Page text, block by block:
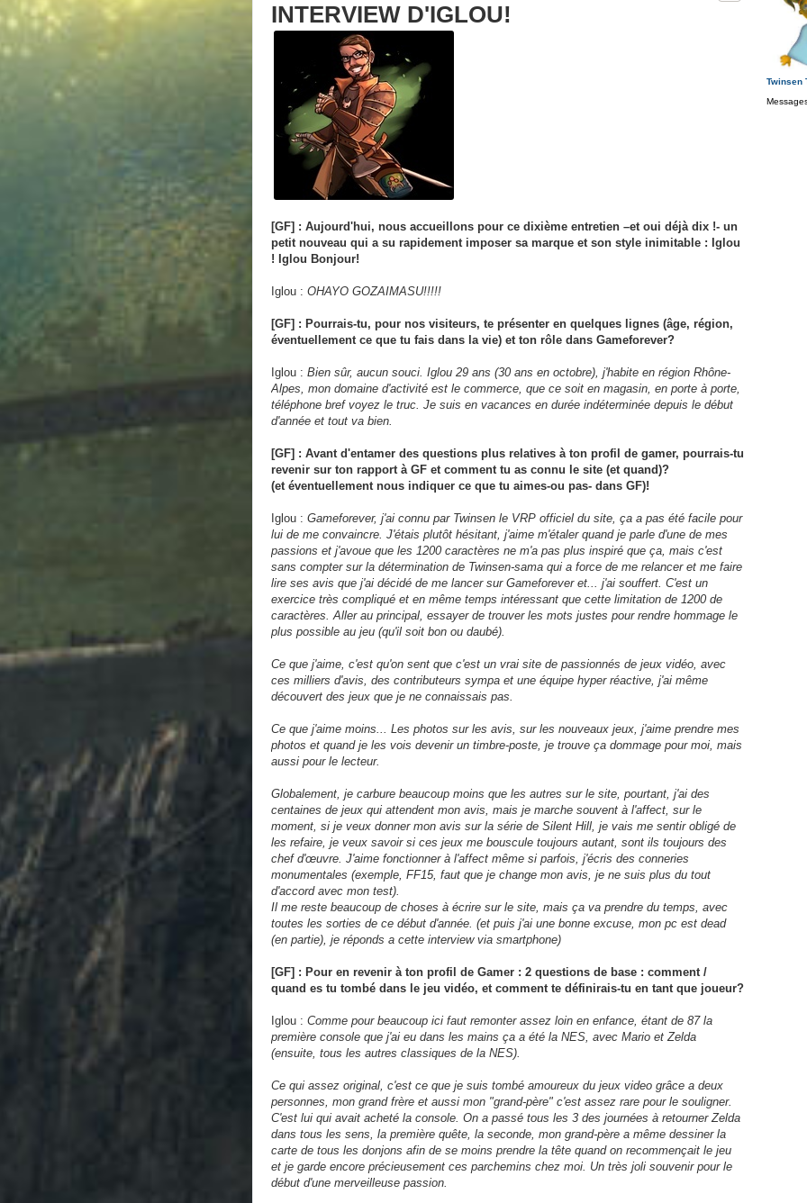
Twinsen
s
s
INTERVIEW D'IGLOU!
[GF] : Aujourd'hui, nous accueillons pour ce dixième entretien –et oui déjà dix !- un
petit nouveau qui a su rapidement imposer sa marque et son style inimitable : Iglou
! Iglou Bonjour!
Iglou : OHAYO GOZAIMASU!!!!!
[GF] : Pourrais-tu, pour nos visiteurs, te présenter en quelques lignes (âge, région,
éventuellement ce que tu fais dans la vie) et ton rôle dans Gameforever?
Iglou : Bien sûr, aucun souci. Iglou 29 ans (30 ans en octobre), j'habite en région Rhône-
Alpes, mon domaine d'activité est le commerce, que ce soit en magasin, en porte à porte,
téléphone bref voyez le truc. Je suis en vacances en durée indéterminée depuis le début
d'année et tout va bien.
[GF] : Avant d'entamer des questions plus relatives à ton profil de gamer, pourrais-tu
revenir sur ton rapport à GF et comment tu as connu le site (et quand)?
(et éventuellement nous indiquer ce que tu aimes-ou pas- dans GF)!
Iglou : Gameforever, j'ai connu par Twinsen le VRP officiel du site, ça a pas été facile pour
lui de me convaincre. J'étais plutôt hésitant, j'aime m'étaler quand je parle d'une de mes
passions et j'avoue que les 1200 caractères ne m'a pas plus inspiré que ça, mais c'est
sans compter sur la détermination de Twinsen-sama qui a force de me relancer et me faire
lire ses avis que j'ai décidé de me lancer sur Gameforever et... j'ai souffert. C'est un
exercice très compliqué et en même temps intéressant que cette limitation de 1200 de
caractères. Aller au principal, essayer de trouver les mots justes pour rendre hommage le
plus possible au jeu (qu'il soit bon ou daubé).
Ce que j'aime, c'est qu'on sent que c'est un vrai site de passionnés de jeux vidéo, avec
ces milliers d'avis, des contributeurs sympa et une équipe hyper réactive, j'ai même
découvert des jeux que je ne connaissais pas.
Ce que j'aime moins... Les photos sur les avis, sur les nouveaux jeux, j'aime prendre mes
photos et quand je les vois devenir un timbre-poste, je trouve ça dommage pour moi, mais
aussi pour le lecteur.
Globalement, je carbure beaucoup moins que les autres sur le site, pourtant, j'ai des
centaines de jeux qui attendent mon avis, mais je marche souvent à l'affect, sur le
moment, si je veux donner mon avis sur la série de Silent Hill, je vais me sentir obligé de
les refaire, je veux savoir si ces jeux me bouscule toujours autant, sont ils toujours des
chef d'œuvre. J'aime fonctionner à l'affect même si parfois, j'écris des conneries
monumentales (exemple, FF15, faut que je change mon avis, je ne suis plus du tout
d'accord avec mon test).
Il me reste beaucoup de choses à écrire sur le site, mais ça va prendre du temps, avec
toutes les sorties de ce début d'année. (et puis j'ai une bonne excuse, mon pc est dead
(en partie), je réponds a cette interview via smartphone)
[GF] : Pour en revenir à ton profil de Gamer : 2 questions de base : comment /
quand es tu tombé dans le jeu vidéo, et comment te définirais-tu en tant que joueur?
Iglou : Comme pour beaucoup ici faut remonter assez loin en enfance, étant de 87 la
première console que j'ai eu dans les mains ça a été la NES, avec Mario et Zelda
(ensuite, tous les autres classiques de la NES).
Ce qui assez original, c'est ce que je suis tombé amoureux du jeux video grâce a deux
personnes, mon grand frère et aussi mon "grand-père" c'est assez rare pour le souligner.
C'est lui qui avait acheté la console. On a passé tous les 3 des journées à retourner Zelda
dans tous les sens, la première quête, la seconde, mon grand-père a même dessiner la
carte de tous les donjons afin de se moins prendre la tête quand on recommençait le jeu
et je garde encore précieusement ces parchemins chez moi. Un très joli souvenir pour le
début d'une merveilleuse passion.